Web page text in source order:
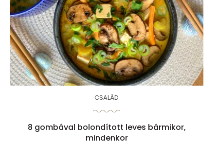
CSALÁD
8 gombával bolondított leves bármikor,
mindenkor